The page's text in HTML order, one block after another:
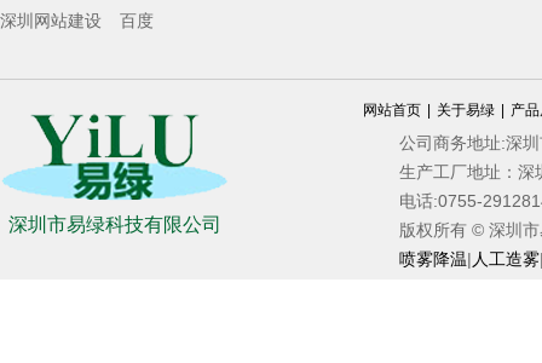
深圳网站建设 百度
深圳市易绿科技有限公司
网站首页 关于易绿 产
公司商务地址:深
生产工厂地址：深
电话:0755-
版权所有 © 深圳
喷雾降温| 人工造雾